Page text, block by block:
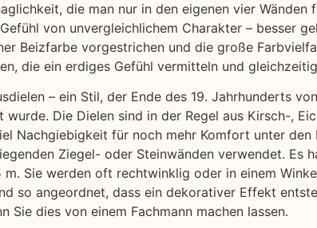
die man nur in den eigenen vier
von unvergleichlichem Charakter – besser
Beizfarbe vorgestrichen und die große
die ein erdiges Gefühl vermitteln und
– ein Stil, der Ende des 19. Jahrhunderts
wurde. Die Dielen sind in der Regel aus Kirsch-,
Nachgiebigkeit für noch mehr Komfort unter den
Ziegel- oder Steinwänden verwendet. Es
Sie werden oft rechtwinklig oder in einem
so angeordnet, dass ein dekorativer Effekt
Sie dies von einem Fachmann machen lassen.